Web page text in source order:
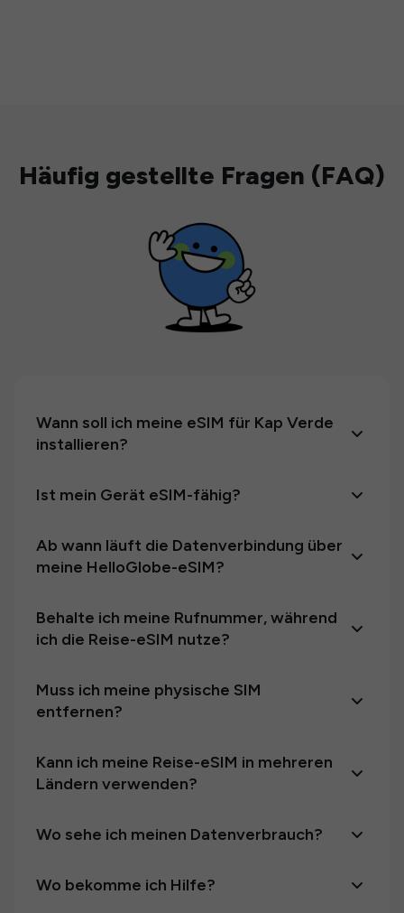
Häufig gestellte Fragen (FAQ)
Wann soll ich meine eSIM für Kap Verde
installieren?
Ist mein Gerät eSIM-fähig?
Ab wann läuft die Datenverbindung über
meine HelloGlobe-eSIM?
Behalte ich meine Rufnummer, während
ich die Reise-eSIM nutze?
Muss ich meine physische SIM
entfernen?
Kann ich meine Reise-eSIM in mehreren
Ländern verwenden?
Wo sehe ich meinen Datenverbrauch?
Wo bekomme ich Hilfe?